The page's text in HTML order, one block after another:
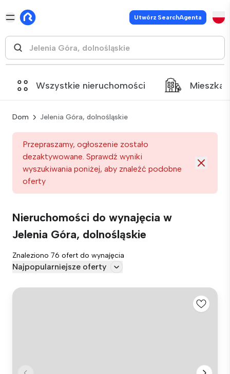
Utwórz SearchAgenta
Wszystkie nieruchomości
Dom Jelenia Góra, dolnośląskie
Przepraszamy, ogłoszenie zostało
dezaktywowane. Sprawdź wyniki
wyszukiwania poniżej, aby znaleźć podobne
oferty
Nieruchomości do wynajęcia w
Jelenia Góra, dolnośląskie
Znaleziono 76 ofert do wynajęcia
Najpopularniejsze oferty